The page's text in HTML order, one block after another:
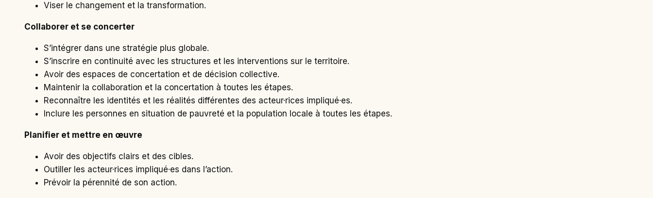
Viser le changement et la transformation.
Collaborer et se concerter
S’intégrer dans une stratégie plus globale.
S’inscrire en continuité avec les structures et les interventions sur le territoire.
Avoir des espaces de concertation et de décision collective.
Maintenir la collaboration et la concertation à toutes les étapes.
Reconnaître les identités et les réalités différentes des acteur·rices impliqué·es.
Inclure les personnes en situation de pauvreté et la population locale à toutes les étapes.
Planifier et mettre en œuvre
Avoir des objectifs clairs et des cibles.
Outiller les acteur·rices impliqué·es dans l’action.
Prévoir la pérennité de son action.